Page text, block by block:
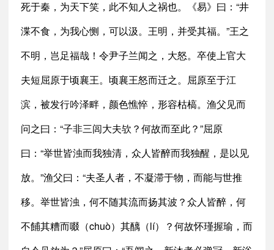
死于秦，为天下笑，此不知人之祸也。《易》曰：“井
渫不食，为我心恻，可以汲。王明，并受其福。”王之
不明，岂足福哉！令尹子兰闻之，大怒。卒使上官大
夫短屈原于顷襄王。顷襄王怒而迁之。屈原至于江
滨，被发行吟泽畔，颜色憔悴，形容枯槁。渔父见而
问之曰：“子非三闾大夫欤？何故而至此？”屈原
曰：“举世皆浊而我独清，众人皆醉而我独醒，是以见
放。”渔父曰：“夫圣人者，不凝滞于物，而能与世推
移。举世皆浊，何不随其流而扬其波？众人皆醉，何
不餔其糟而啜（chuò）其醨（lí）？何故怀瑾握瑜，而